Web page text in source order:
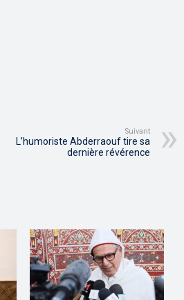
Suivant
L’humoriste Abderraouf tire sa
dernière révérence